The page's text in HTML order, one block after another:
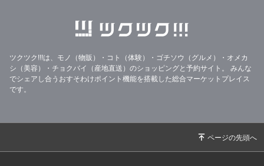
ツクツク!!!は、モノ（物販）・コト（体験）・ゴチソウ（グルメ）・オメカ
シ（美容）・チョクバイ（産地直送）のショッピングと予約サイト。
みんな
でシェアし合うおすそわけポイント機能を搭載した総合マーケットプレイス
です。